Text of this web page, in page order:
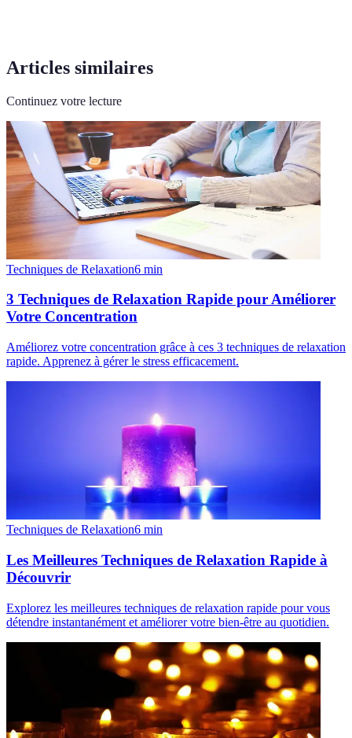
Articles similaires
Continuez votre lecture
Techniques de Relaxation6 min
3 Techniques de Relaxation Rapide pour Améliorer
Votre Concentration
Améliorez votre concentration grâce à ces 3 techniques de relaxation
rapide. Apprenez à gérer le stress efficacement.
Techniques de Relaxation6 min
Les Meilleures Techniques de Relaxation Rapide à
Découvrir
Explorez les meilleures techniques de relaxation rapide pour vous
détendre instantanément et améliorer votre bien-être au quotidien.